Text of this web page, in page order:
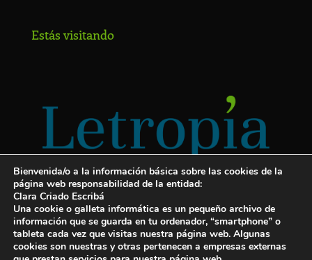
Estás visitando
Servicios para escritores
Bienvenida/o a la información básica sobre las cookies de la
página web responsabilidad de la entidad:
Clara Criado Escribá
Una cookie o galleta informática es un pequeño archivo de
información que se guarda en tu ordenador, “smartphone” o
tableta cada vez que visitas nuestra página web. Algunas
cookies son nuestras y otras pertenecen a empresas externas